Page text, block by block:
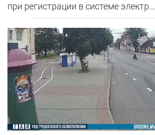
при регистрации в системе электр...